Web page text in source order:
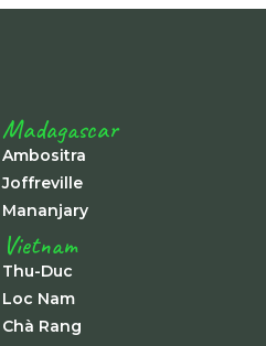
Madagascar
Ambositra
Joffreville
Mananjary
Vietnam
Thu-Duc
Loc Nam
Chà Rang